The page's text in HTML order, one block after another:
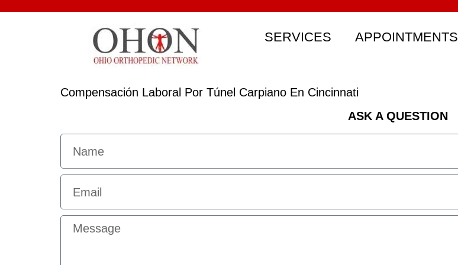
SERVICES APPOINTMENTS
Compensación Laboral Por Túnel Carpiano En Cincinnati
ASK A QUESTION